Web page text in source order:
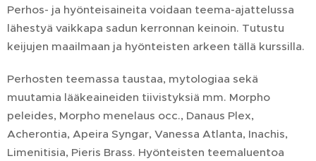
Perhos- ja hyönteisaineita voidaan teema-ajattelussa
lähestyä vaikkapa sadun kerronnan keinoin. Tutustu
keijujen maailmaan ja hyönteisten arkeen tällä kurssilla.
Perhosten teemassa taustaa, mytologiaa sekä
muutamia lääkeaineiden tiivistyksiä mm. Morpho
peleides, Morpho menelaus occ., Danaus Plex,
Acherontia, Apeira Syngar, Vanessa Atlanta, Inachis,
Limenitisia, Pieris Brass. Hyönteisten teemaluentoa